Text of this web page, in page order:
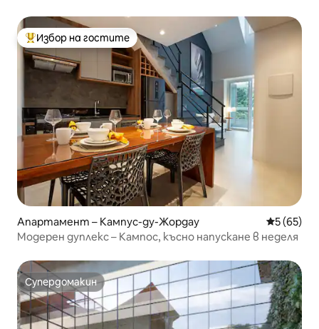
Най-популярен избор на гостите
Избор на гостите
Апартамент – Кампус-ду-Жордау Средна
5 (65)
Модерен дуплекс – Кампос, късно напускане в неделя
Супердомакин
Супердомакин